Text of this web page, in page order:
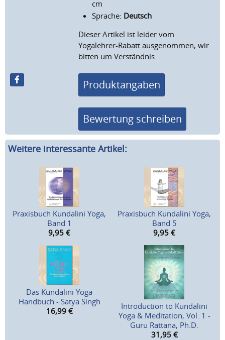
cm
Sprache: Deutsch
Dieser Artikel ist leider vom
Yogalehrer-Rabatt ausgenommen, wir
bitten um Verständnis.
Produktangaben
Bewertung schreiben
Weitere interessante Artikel:
Praxisbuch Kundalini Yoga,
Band 1
9,95 €
Praxisbuch Kundalini Yoga,
Band 5
9,95 €
Das Kundalini Yoga
Handbuch - Satya Singh
16,99 €
Introduction to Kundalini
Yoga & Meditation, Vol. 1 -
Guru Rattana, Ph.D.
31,95 €